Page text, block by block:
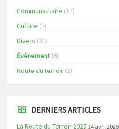
Communautaire (17)
Culture (7)
Divers (30)
Évènement(6)
Route du terroir (2)
DERNIERS ARTICLES
La Route du Terroir 2025 24 avril 2025